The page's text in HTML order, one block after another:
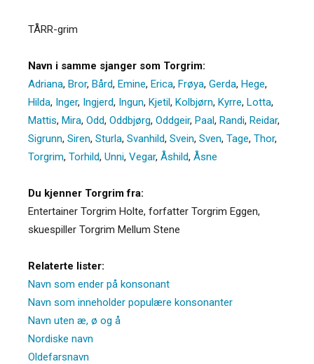
TÅRR-grim
Navn i samme sjanger som Torgrim:
Adriana, Bror, Bård, Emine, Erica, Frøya, Gerda, Hege,
Hilda, Inger, Ingjerd, Ingun, Kjetil, Kolbjørn, Kyrre, Lotta,
Mattis, Mira, Odd, Oddbjørg, Oddgeir, Paal, Randi, Reidar,
Sigrunn, Siren, Sturla, Svanhild, Svein, Sven, Tage, Thor,
Torgrim, Torhild, Unni, Vegar, Åshild, Åsne
Du kjenner Torgrim fra:
Entertainer Torgrim Holte, forfatter Torgrim Eggen,
skuespiller Torgrim Mellum Stene
Relaterte lister:
Navn som ender på konsonant
Navn som inneholder populære konsonanter
Navn uten æ, ø og å
Nordiske navn
Oldefarsnavn